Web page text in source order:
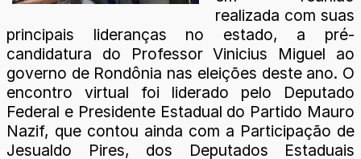
realizada com suas
principais lideranças no estado, a pré-
candidatura do Professor Vinicius Miguel ao
governo de Rondônia nas eleições deste ano. O
encontro virtual foi liderado pelo Deputado
Federal e Presidente Estadual do Partido Mauro
Nazif, que contou ainda com a Participação de
Jesualdo Pires, dos Deputados Estaduais